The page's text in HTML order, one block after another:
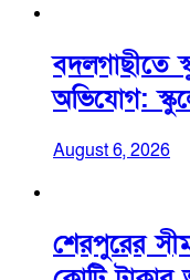
বদলগাছীতে
অভিযোগ:
August 6, 2026
শেরপুরের